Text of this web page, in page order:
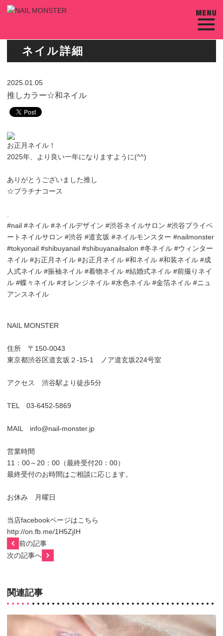
ネイル詳細
2025.01.05
推しカラー☆和ネイル
お正月ネイル！
2025年、より良い一年になりますように(^^)
ありがとうございました推し
☆プラチナコース
#nail #ネイル #ネイルデザイン #渋谷ネイルサロン #渋谷プライベ
ートネイルサロン #渋谷 #道玄坂 #ネイルモンスター #nailmonster
#tokyonail #shibuyanail #shibuyanailsalon #冬ネイル #ウィンター
ネイル #お正月ネイル #お正月ネイル #和ネイル #和装ネイル #成
人式ネイル #振袖ネイル #着物ネイル #結婚式ネイル #前撮りネイ
ル #蝶々ネイル #オレンジネイル #水色ネイル #金箔ネイル #ニュ
アンスネイル
NAIL MONSTER
住所 〒150-0043
東京都渋谷区道玄坂２-15-1 ノア道玄坂224号室
アクセス 渋谷駅より徒歩5分
TEL 03-6452-5869
MAIL info@nail-monster.jp
営業時間
11：00～20：00（最終受付20：00）
最終受付のお時間はご相談に応じます。
お休み 月曜日
当店facebookページはこちら
http://on.fb.me/1H5ZjIH
前の記事
次の記事へ
関連記事